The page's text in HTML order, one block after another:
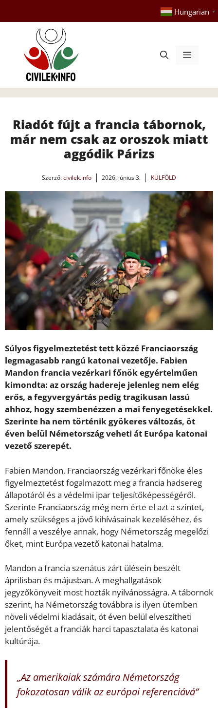
tartalomba
Hungarian ▼
Menü
Riadót fújt a francia tábornok,
már nem csak az oroszok miatt
aggódik Párizs
Szerző:civilek.info 2026. június 3. KÜLFÖLD
Súlyos figyelmeztetést tett közzé Franciaország
legmagasabb rangú katonai vezetője. Fabien
Mandon francia vezérkari főnök egyértelműen
kimondta: az ország hadereje jelenleg nem elég
erős, a fegyvergyártás pedig tragikusan lassú
ahhoz, hogy szembenézzen a mai fenyegetésekkel.
Szerinte ha nem történik gyökeres változás, öt
éven belül Németország veheti át Európa katonai
vezető szerepét.
Fabien Mandon, Franciaország vezérkari főnöke éles
figyelmeztetést fogalmazott meg a francia hadsereg
állapotáról és a védelmi ipar teljesítőképességéről.
Szerinte Franciaország még nem érte el azt a szintet,
amely szükséges a jövő kihívásainak kezeléséhez, és
fennáll a veszélye annak, hogy Németország megelőzi
őket, mint Európa vezető katonai hatalma.
Mandon a francia szenátus zárt ülésein beszélt
áprilisban és májusban. A meghallgatások
jegyzőkönyveit most hozták nyilvánosságra. A tábornok
szerint, ha Németország továbbra is ilyen ütemben
növeli védelmi kiadásait, öt éven belül elveszítheti
jelentőségét a franciák harci tapasztalata és katonai
kultúrája.
„Az amerikaiak számára Németország
fokozatosan válik az európai referenciává”